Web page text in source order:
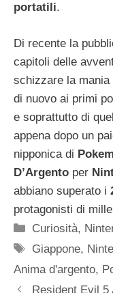
portatili.
Di recente la
capitoli delle
schizzare la
di nuovo ai primi
e soprattutto di
appena dopo un
nipponica di
D’Argento per
abbiano superato i
protagonisti di
Categorie
Curiosità,
Tag
Giappone,
Anima d'argento,
Resident Evil